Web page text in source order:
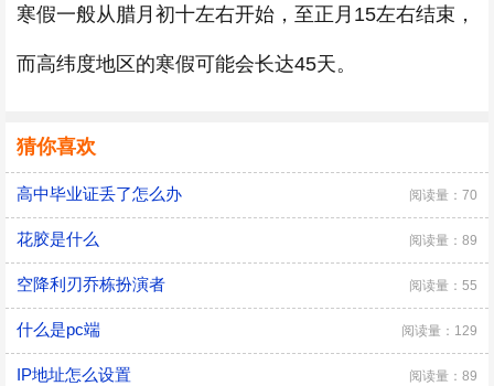
寒假一般从腊月初十左右开始，至正月15左右结束，
而高纬度地区的寒假可能会长达45天。
猜你喜欢
高中毕业证丢了怎么办 阅读量：70
花胶是什么 阅读量：89
空降利刃乔栋扮演者 阅读量：55
什么是pc端 阅读量：129
IP地址怎么设置 阅读量：89